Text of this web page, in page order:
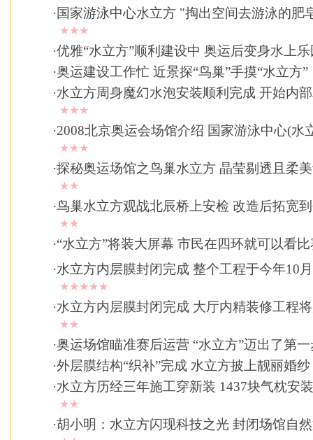
· 国家游泳中心水立方 "掏出空间去游泳的肥
★★★
·优雅“水立方”顺利建设中 奥运后变身水上乐
·奥运建设工作忙 近景探“鸟巢”手摸“水立方”
·水立方周身魔幻水泡安装顺利完成 开始内
★★★
·2008北京奥运会场馆介绍 国家游泳中心(水
★★★
·探秘奥运场馆之鸟巢水立方 晶莹剔透且柔
★★
·鸟巢水立方观战北辰桥上安检 改造后拓宽
★★
·“水立方”将装大屏幕 市民在四环就可以看比
·水立方内层膜封闭完成 整个工程于今年10
★★★★★
·水立方内层膜封闭完成 大厅内精装修工程
★★
·奥运场馆瞄准赛后运营 “水立方”迈出了第一
·外层膜结构“织补”完成 水立方披上靓丽婚纱
·水立方历经三年施工穿新装 1437块气枕安
★★
·胡小明：水立方闪现科技之光 封闭场馆自